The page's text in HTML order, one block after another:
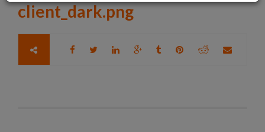
client_dark.png